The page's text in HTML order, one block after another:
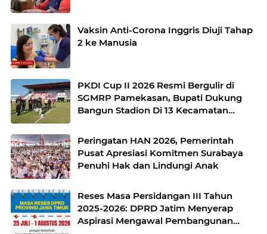
Vaksin Anti-Corona Inggris Diuji Tahap
2 ke Manusia
PKDI Cup II 2026 Resmi Bergulir di
SGMRP Pamekasan, Bupati Dukung
Bangun Stadion Di 13 Kecamatan
Peringatan HAN 2026, Pemerintah
Pusat Apresiasi Komitmen Surabaya
Penuhi Hak dan Lindungi Anak
Reses Masa Persidangan III Tahun
2025-2026: DPRD Jatim Menyerap
Aspirasi Mengawal Pembangunan